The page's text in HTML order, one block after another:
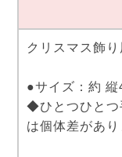
クリスマス飾
●サイズ：約
◆ひとつひとつ
は個体差があ